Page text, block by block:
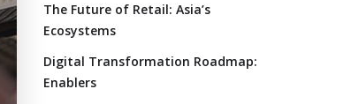
The Future of Retail: Asia’s
Ecosystems
Digital Transformation Roadmap:
Enablers